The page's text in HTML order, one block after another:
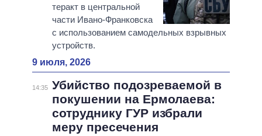
теракт в центральной
части Ивано-Франковска
с использованием самодельных взрывных
устройств.
9 июля, 2026
14:35 Убийство подозреваемой в
покушении на Ермолаева:
сотруднику ГУР избрали
меру пресечения